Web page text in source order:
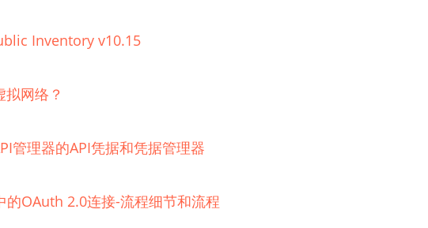
Inventory v10.15
拟网络？
管理器的API凭据和凭据管理器
的OAuth 2.0连接-流程细节和流程